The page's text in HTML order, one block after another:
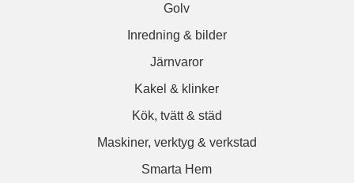
Golv
Inredning & bilder
Järnvaror
Kakel & klinker
Kök, tvätt & städ
Maskiner, verktyg & verkstad
Smarta Hem